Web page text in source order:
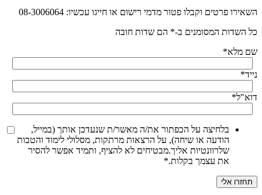
השאירו פרטים וקבלו פטור מדמי רישום או חייגו עכשיו: 08-3006064
כל השדות המסומנים ב-* הם שדות חובה
שם מלא*
נייד*
דוא"ל*
בלחיצה על הכפתור את/ה מאשר/ת שנעדכן אותך (במייל,
הודעה או שיחה), על הרצאות מרתקות, מסלולי לימוד והטבות
שלרוונטיות אליך.מבטיחים לא להציף, ותמיד אפשר להסיר
את עצמך בקלות.*